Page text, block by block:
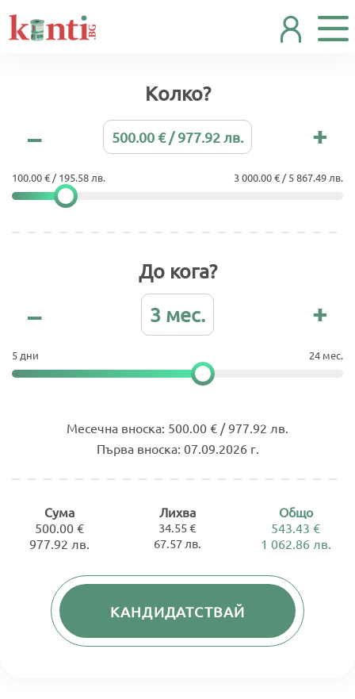
Колко?
500.00 € / 977.92 лв.
100.00 € / 195.58 лв. 3 000.00 € / 5 867.49 лв.
До кога?
3 мес.
5 дни 24 мес.
Месечна вноска: 500.00 € / 977.92 лв.
Първа вноска: 07.09.2026 г.
Сума
500.00 €
977.92 лв.
Лихва
34.55 €
67.57 лв.
Общо
543.43 €
1 062.86 лв.
КАНДИДАТСТВАЙ